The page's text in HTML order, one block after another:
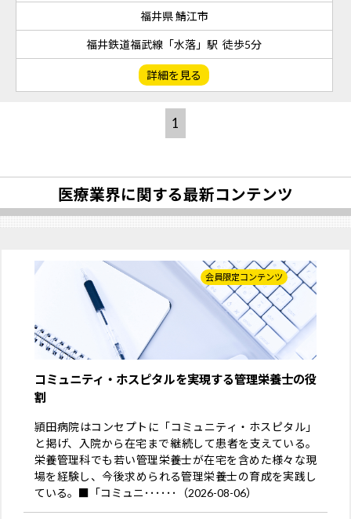
福井県 鯖江市
福井鉄道福武線「水落」駅 徒歩5分
詳細を見る
1
医療業界に関する最新コンテンツ
会員限定コンテンツ
コミュニティ・ホスピタルを実現する管理栄養士の役
割
頴田病院はコンセプトに「コミュニティ・ホスピタル」
と掲げ、入院から在宅まで継続して患者を支えている。
栄養管理科でも若い管理栄養士が在宅を含めた様々な現
場を経験し、今後求められる管理栄養士の育成を実践し
ている。■「コミュニ･･････（2026-08-06）